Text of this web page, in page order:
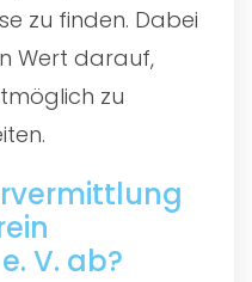
zu finden. Dabei
Wert darauf,
zu
V. ab?